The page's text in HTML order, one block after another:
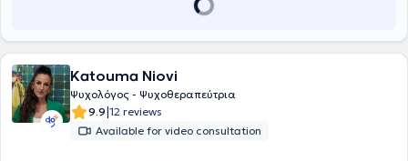
Katouma Niovi
Ψυχολόγος - Ψυχοθεραπεύτρια
9.9|12 reviews
Available for video consultation